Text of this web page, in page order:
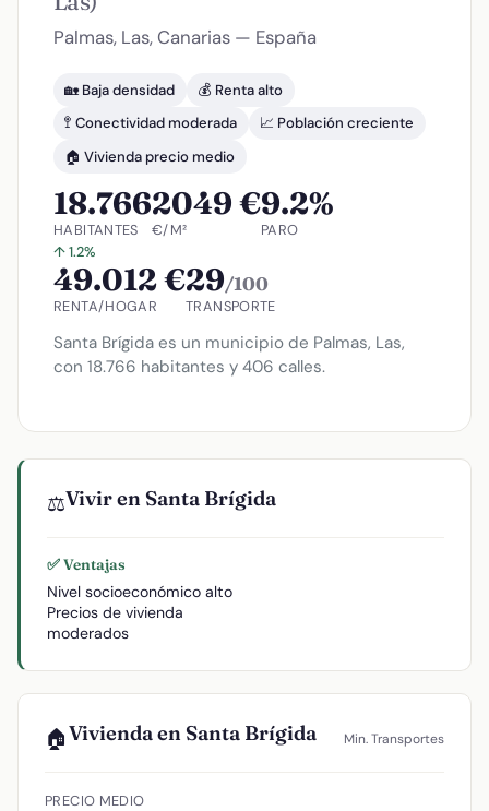
Palmas, Las, Canarias — España
🏡 Baja densidad
💰 Renta alto
🚏 Conectividad moderada
📈 Población creciente
🏠 Vivienda precio medio
18.766
HABITANTES
↑ 1.2%
2049 €
€/M²
9.2%
PARO
49.012 €
RENTA/HOGAR
29/100
TRANSPORTE
Santa Brígida es un municipio de Palmas, Las,
con 18.766 habitantes y 406 calles.
⚖️Vivir en Santa Brígida
✅ Ventajas
Nivel socioeconómico alto
Precios de vivienda
moderados
🏠Vivienda en Santa Brígida Min. Transportes
PRECIO MEDIO